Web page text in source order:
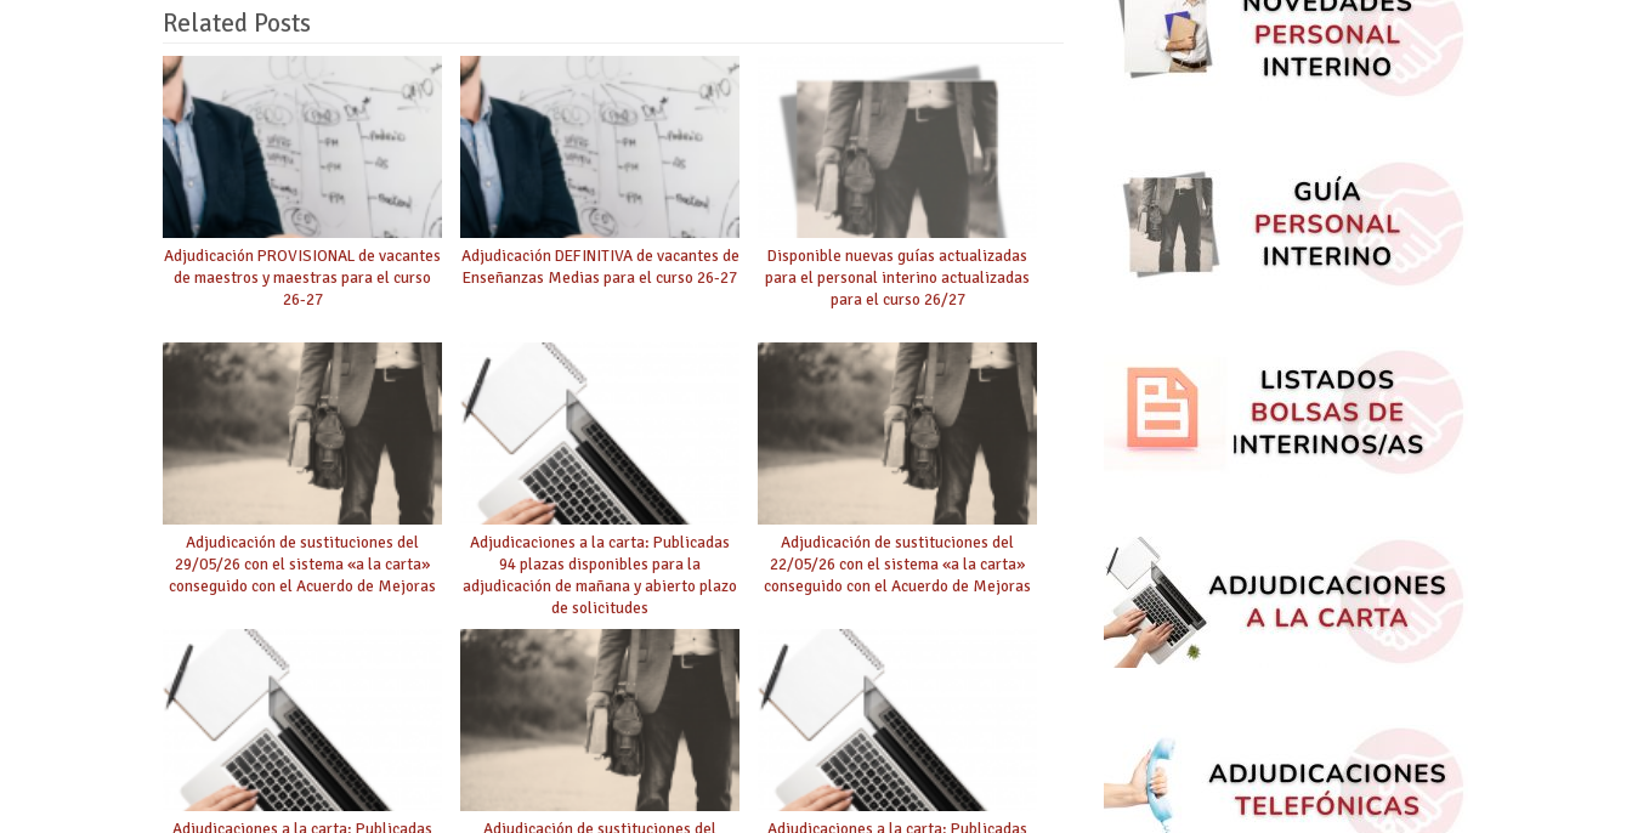
Related Posts
Adjudicación PROVISIONAL de vacantes
de maestros y maestras para el curso
26-27
Adjudicación DEFINITIVA de vacantes de
Enseñanzas Medias para el curso 26-27
Disponible nuevas guías actualizadas
para el personal interino actualizadas
para el curso 26/27
Adjudicación de sustituciones del
29/05/26 con el sistema «a la carta»
conseguido con el Acuerdo de Mejoras
Adjudicaciones a la carta: Publicadas
94 plazas disponibles para la
adjudicación de mañana y abierto plazo
de solicitudes
Adjudicación de sustituciones del
22/05/26 con el sistema «a la carta»
conseguido con el Acuerdo de Mejoras